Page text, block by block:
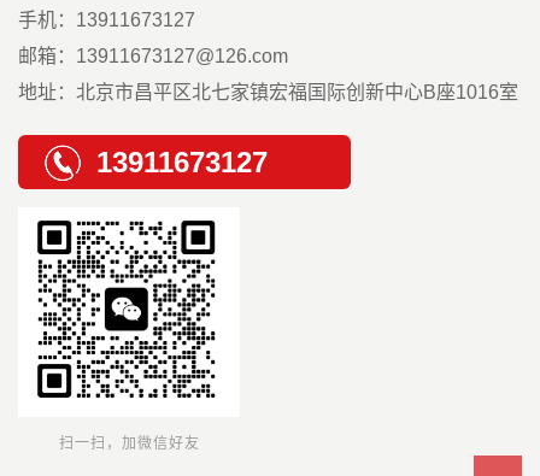
手机：13911673127
邮箱：13911673127@126.com
地址：北京市昌平区北七家镇宏福国际创新中心B座1016室
13911673127
扫一扫，加微信好友